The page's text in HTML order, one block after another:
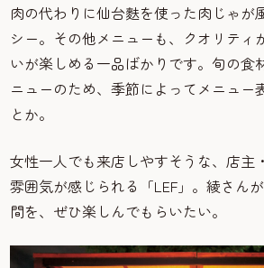
肉の代わりに仙台麩を使った肉じゃが
シー。その他メニューも、クオリティ
いが楽しめる一品ばかりです。旬の食
ニューのため、季節によってメニュー
とか。
女性一人でも来店しやすそうな、店主
雰囲気が感じられる「LEF」。綾さん
間を、ぜひ楽しんでもらいたい。